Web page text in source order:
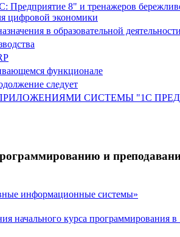
8" и тренажеров
цифровой экономики
в образовательной
функционале
следует
СИСТЕМЫ "1С
и
информационные системы»
начального курса программирования